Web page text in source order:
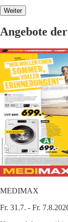
Weiter
Angebote
MEDIMAX
Fr. 31.7. - Fr.